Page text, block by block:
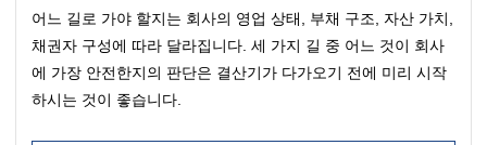
어느 길로 가야 할지는 회사의 영업 상태, 부채 구조, 자산 가치,
채권자 구성에 따라 달라집니다. 세 가지 길 중 어느 것이 회사
에 가장 안전한지의 판단은 결산기가 다가오기 전에 미리 시작
하시는 것이 좋습니다.